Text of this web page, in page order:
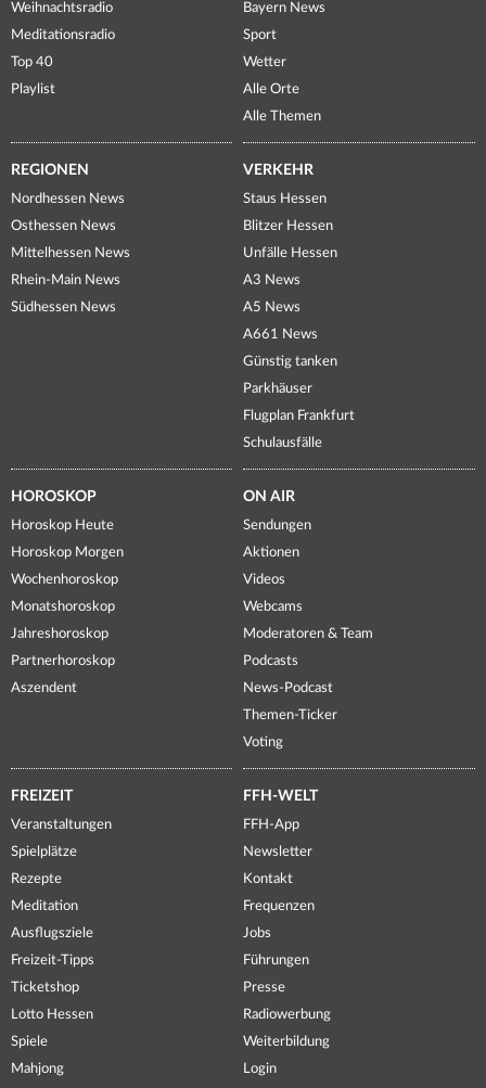
Weihnachtsradio
Meditationsradio
Top 40
Playlist
Bayern News
Sport
Wetter
Alle Orte
Alle Themen
REGIONEN
Nordhessen News
Osthessen News
Mittelhessen News
Rhein-Main News
Südhessen News
VERKEHR
Staus Hessen
Blitzer Hessen
Unfälle Hessen
A3 News
A5 News
A661 News
Günstig tanken
Parkhäuser
Flugplan Frankfurt
Schulausfälle
HOROSKOP
Horoskop Heute
Horoskop Morgen
Wochenhoroskop
Monatshoroskop
Jahreshoroskop
Partnerhoroskop
Aszendent
ON AIR
Sendungen
Aktionen
Videos
Webcams
Moderatoren & Team
Podcasts
News-Podcast
Themen-Ticker
Voting
FREIZEIT
Veranstaltungen
Spielplätze
Rezepte
Meditation
Ausflugsziele
Freizeit-Tipps
Ticketshop
Lotto Hessen
Spiele
Mahjong
FFH-WELT
FFH-App
Newsletter
Kontakt
Frequenzen
Jobs
Führungen
Presse
Radiowerbung
Weiterbildung
Login